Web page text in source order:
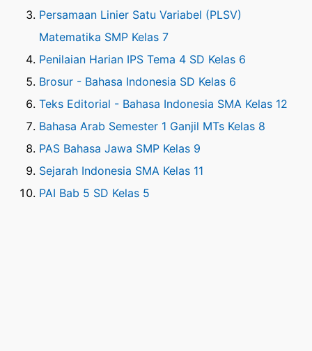
Persamaan Linier Satu Variabel (PLSV)
Matematika SMP Kelas 7
Penilaian Harian IPS Tema 4 SD Kelas 6
Brosur - Bahasa Indonesia SD Kelas 6
Teks Editorial - Bahasa Indonesia SMA Kelas 12
Bahasa Arab Semester 1 Ganjil MTs Kelas 8
PAS Bahasa Jawa SMP Kelas 9
Sejarah Indonesia SMA Kelas 11
PAI Bab 5 SD Kelas 5